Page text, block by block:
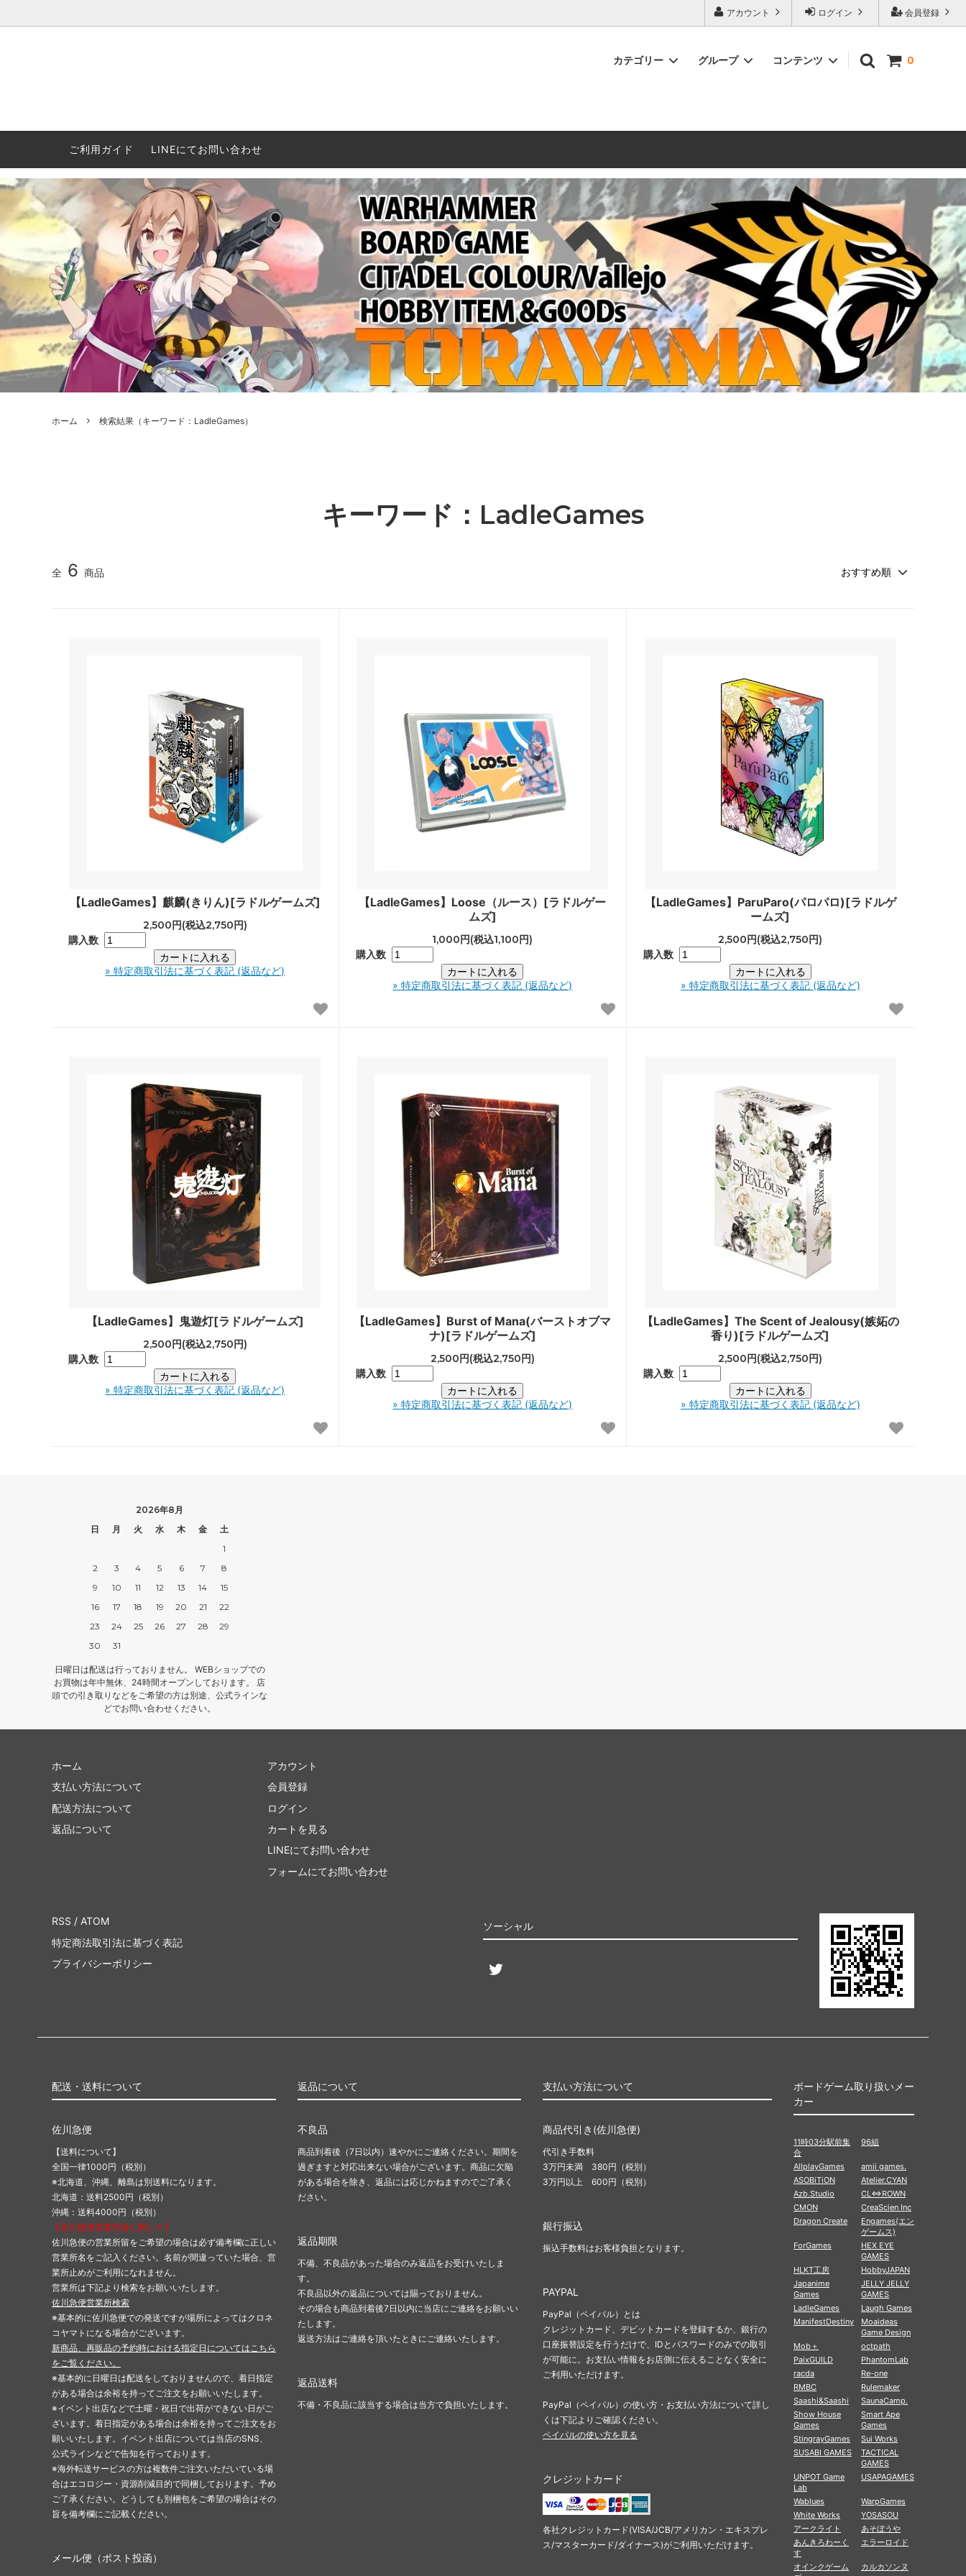
ウォーハンマー(40k/AoS)、ボードゲーム、シタデルカラーの正規プレミアムショップTORAYAMA。通販・オンラインショップです！ ウォーハンマーとボードゲームのことなら当店へ！ボードゲームもメジャーど
ころからインディーズまで何でも揃います！ 和歌山に実店舗あり。ゲームマーケット新作や週刊ウォーハンマー関連、サバゲー装備(実物)も豊富に取り扱い。 在庫品は即日発送対応可能！初心者向けのスターター
セットも充実。
会員登録
ログイン
アカウント
0
カテゴリー
ムンダ]
ウォーハンマー アンダーワールド ウォーハンマー ウォークライ ウォーハンマー オールドワールド
ウォーハンマー ブラッドボウル[Blood
ウォーハンマー・クエスト
ウォーハンマー ミドルアース(Middle-
earth™)
シタデルカラー・シタデルブランドアイ
テム
WARHAMME BLACK LIBRARY(ウォー
ハンマーブラックライブラリー)
GWS製ウォーハンマー関連グッツ(書籍
など)
週刊ウォーハンマー vallejo(ファレホ) Two Thin Coats
ガンダムアッセンブル関連品 ボードゲーム・カードゲーム カードスリーブ
ボードゲームグッツ(コンバットゲー
ジ・ダイストレイ・GWS以外のダイス
など)
ボードゲーム・ホビー関係書籍 ガンプラ プラモデル JOYTOY(ジョイトイ)
エアソフトガン
レーション・災害備蓄用品
グループ
11版
Space Marine 2特集 GWSオンライン限定品 ウォーハンマーワールド製品 テレイン（ウォーハンマー情景モデル）
コンバットパトロール/スピアヘッド バトルフォース(40K/AOS) 勢力ダイス 40000で使えるヘレシーユニット
AOS各勢力永久呪文(エンドレススペル) ウォーハンマー40000 各勢力 デスウォッチ English
FLOST製アイテム MtOテレイン ミニチュア輸送用プロテクトケース シタデルカラーセット販売
週刊ウォーハンマー DSPIAE ARMORED CORE[アーマードコア] ボードゲーム予約受付中
ボードゲーム ゲームマーケット2024秋 ゲームマーケット2025秋 CMON JAPAN
エアソフトガン本体各種 escape from tarkov[タルコフ] スイス迷彩 TAZ90 世界の童話シリーズ
コンテンツ
予約品に関しての注意事項
アシェット刊行 週刊ウォーハンマー
コンバットパトロールの発売日リストと
週刊ウォーハンマーの発送について
ウォーハンマー40000 大会 2026 in
WAKAYAMA
ご利用ガイド LINEにてお問い合わせ
ホーム 検索結果（キーワード：LadleGames）
キーワード：LadleGames
全 6 商品
【LadleGames】麒麟(きりん)[ラドルゲームズ]
2,500円(税込2,750円)
購入数
» 特定商取引法に基づく表記 (返品など)
【LadleGames】Loose（ルース）[ラドルゲー
ムズ]
1,000円(税込1,100円)
購入数
» 特定商取引法に基づく表記 (返品など)
【LadleGames】ParuParo(パロパロ)[ラドルゲ
ームズ]
2,500円(税込2,750円)
購入数
» 特定商取引法に基づく表記 (返品など)
【LadleGames】鬼遊灯[ラドルゲームズ]
2,500円(税込2,750円)
購入数
» 特定商取引法に基づく表記 (返品など)
【LadleGames】Burst of Mana(バーストオブマ
ナ)[ラドルゲームズ]
2,500円(税込2,750円)
購入数
» 特定商取引法に基づく表記 (返品など)
【LadleGames】The Scent of Jealousy(嫉妬の
香り)[ラドルゲームズ]
2,500円(税込2,750円)
購入数
» 特定商取引法に基づく表記 (返品など)
2026年8月
日
月 火 水 木 金
土
1
2
3 4 5 6 7
8
9
10 11 12 13 14
15
16
17 18 19 20 21
22
23
24 25 26 27 28
29
30
31
日曜日は配送は行っておりません。 WEBショップでの
お買物は年中無休、24時間オープンしております。 店
頭での引き取りなどをご希望の方は別途、公式ラインな
どでお問い合わせください。
ホーム
支払い方法について
配送方法について
返品について
アカウント
会員登録
ログイン
カートを見る
LINEにてお問い合わせ
フォームにてお問い合わせ
ソーシャル
RSS / ATOM
特定商法取引法に基づく表記
プライバシーポリシー
配送・送料について
佐川急便
【送料について】
全国一律1000円（税別）
※北海道、沖縄、離島は別送料になります。
北海道：送料2500円（税別）
沖縄：送料4000円（税別）
【佐川急便営業所留に関して】
佐川急便の営業所留をご希望の場合は必ず備考欄に正しい
営業所名をご記入ください。名前が間違っていた場合、営
業所止めがご利用になれません。
営業所は下記より検索をお願いいたします。
佐川急便営業所検索
※基本的に佐川急便での発送ですが場所によってはクロネ
コヤマトになる場合がございます。
新商品、再販品の予約時における指定日についてはこちら
をご覧ください。
※基本的に日曜日は配送をしておりませんので、着日指定
がある場合は余裕を持ってご注文をお願いいたします。
※イベント出店などで土曜・祝日で出荷ができない日がご
ざいます。着日指定がある場合は余裕を持ってご注文をお
願いいたします。イベント出店については当店のSNS、
公式ラインなどで告知を行っております。
※海外転送サービスの方は複数件ご注文いただいている場
合はエコロジー・資源削減目的で同梱しております。予め
ご了承ください。どうしても別梱包をご希望の場合はその
旨を備考欄にご記載ください。
メール便（ポスト投函）
返品について
不良品
商品到着後（7日以内）速やかにご連絡ください。期間を
過ぎますと対応出来ない場合がございます。商品に欠陥
がある場合を除き、返品には応じかねますのでご了承く
ださい。
返品期限
不備、不良品があった場合のみ返品をお受けいたしま
す。
不良品以外の返品については賜っておりません。
その場合も商品到着後7日以内に当店にご連絡をお願いい
たします。
返送方法はご連絡を頂いたときにご連絡いたします。
返品送料
不備・不良品に該当する場合は当方で負担いたします。
支払い方法について
商品代引き(佐川急便)
代引き手数料
3万円未満 380円（税別）
3万円以上 600円（税別）
銀行振込
振込手数料はお客様負担となります。
PAYPAL
PayPal（ペイパル）とは
クレジットカード、デビットカードを登録するか、銀行の
口座振替設定を行うだけで、IDとパスワードのみでの取引
が可能に。お支払い情報をお店側に伝えることなく安全に
ご利用いただけます。
PayPal（ペイパル）の使い方・お支払い方法について詳し
くは下記よりご確認ください。
ペイパルの使い方を見る
クレジットカード
各社クレジットカード(VISA/JCB/アメリカン・エキスプレ
ス/マスターカード/ダイナース)がご利用いただけます。
ボードゲーム取り扱いメー
カー
11時03分駅前集
合
96組
AllplayGames
amii games.
ASOBiTiON
Atelier.CYAN
Azb.Studio
CL⇔ROWN
CMON
CreaScien Inc
Dragon Create
Engames(エン
ゲームス)
ForGames
HEX EYE
GAMES
HLKT工房
HobbyJAPAN
Japanime
Games
JELLY JELLY
GAMES
LadleGames
Laugh Games
ManifestDestiny
Moaideas
Game Design
Mob＋
octpath
PaixGUILD
PhantomLab
racda
Re-one
RMBC
Rulemaker
Saashi&Saashi
SaunaCamp.
Show House
Games
Smart Ape
Games
StingrayGames
Sui Works
SUSABI GAMES
TACTICAL
GAMES
UNPOT Game
Lab
USAPAGAMES
Wablues
WarpGames
White Works
YOSASOU
アークライト
あそぼうや
あんきろわーく
す
エラーロイド
オインクゲーム
カルカソンヌ